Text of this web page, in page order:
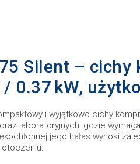
Silent – cichy
/ 0.37 kW,
i wyjątkowo cichy
laboratoryjnych, gdzie
jego hałas wynosi